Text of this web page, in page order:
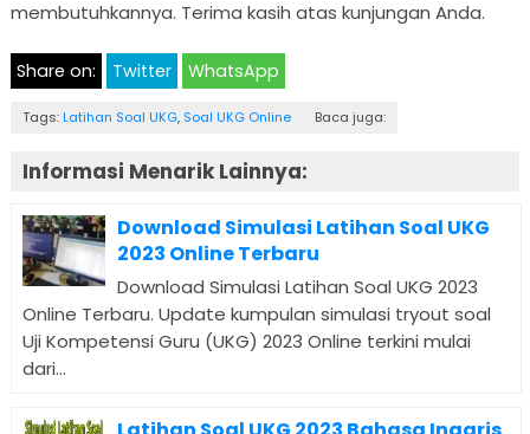
membutuhkannya. Terima kasih atas kunjungan Anda.
Share on: Twitter WhatsApp
Tags: Latihan Soal UKG, Soal UKG Online Baca juga:
Informasi Menarik Lainnya:
Download Simulasi Latihan Soal UKG
2023 Online Terbaru
Download Simulasi Latihan Soal UKG 2023
Online Terbaru. Update kumpulan simulasi tryout soal
Uji Kompetensi Guru (UKG) 2023 Online terkini mulai
dari...